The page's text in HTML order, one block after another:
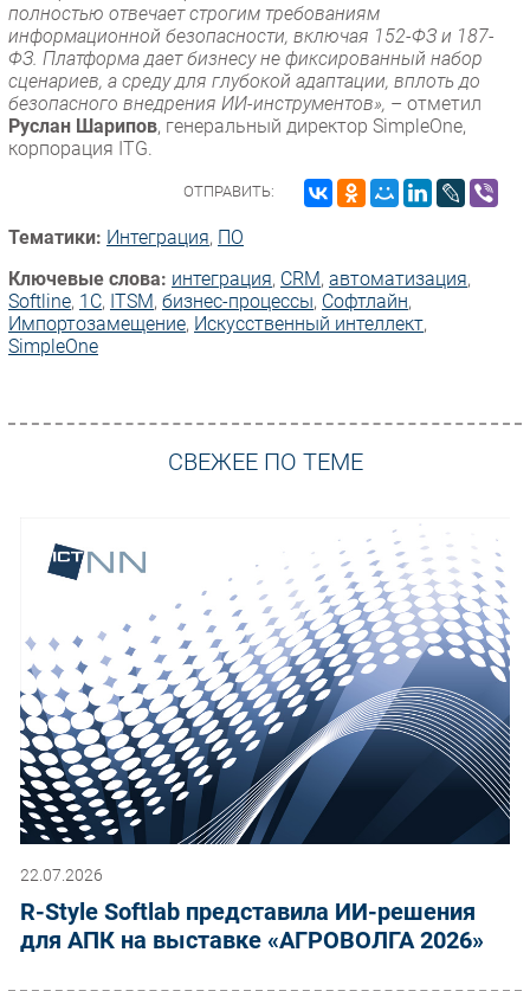
полностью отвечает строгим требованиям
информационной безопасности, включая 152-ФЗ и 187-
ФЗ. Платформа дает бизнесу не фиксированный набор
сценариев, а среду для глубокой адаптации, вплоть до
безопасного внедрения ИИ-инструментов», – отметил
Руслан Шарипов, генеральный директор SimpleOne,
корпорация ITG.
ОТПРАВИТЬ:
Тематики: Интеграция, ПО
Ключевые слова: интеграция, CRM, автоматизация,
Softline, 1С, ITSM, бизнес-процессы, Софтлайн,
Импорто­замещение, Искусственный интеллект,
SimpleOne
СВЕЖЕЕ ПО ТЕМЕ
22.07.2026
R-Style Softlab представила ИИ-решения
для АПК на выставке «АГРОВОЛГА 2026»